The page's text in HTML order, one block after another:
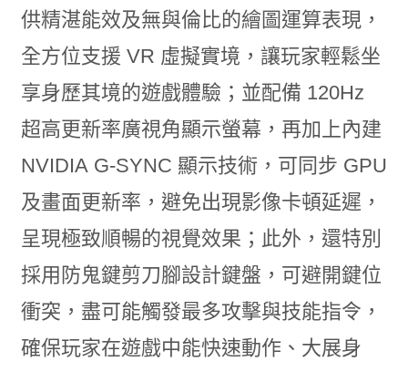
供精湛能效及無與倫比的繪圖運算表現，
全方位支援 VR 虛擬實境，讓玩家輕鬆坐
享身歷其境的遊戲體驗；並配備 120Hz
超高更新率廣視角顯示螢幕，再加上內建
NVIDIAG-SYNC 顯示技術，可同步 GPU
及畫面更新率，避免出現影像卡頓延遲，
呈現極致順暢的視覺效果；此外，還特別
採用防鬼鍵剪刀腳設計鍵盤，可避開鍵位
衝突，盡可能觸發最多攻擊與技能指令，
確保玩家在遊戲中能快速動作、大展身